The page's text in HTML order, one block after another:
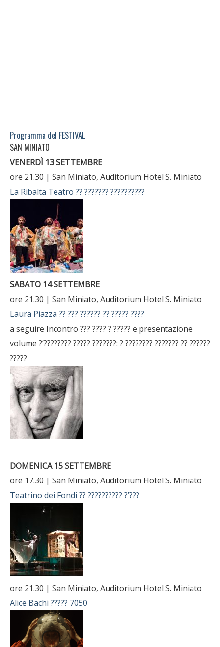
Programma del FESTIVAL
SAN MINIATO
VENERDÌ 13 SETTEMBRE
ore 21.30 | San Miniato, Auditorium Hotel S. Miniato
La Ribalta Teatro ?? ??????? ??????????
SABATO 14 SETTEMBRE
ore 21.30 | San Miniato, Auditorium Hotel S. Miniato
Laura Piazza ?? ??? ?????? ?? ????? ????
a seguire Incontro ??? ???? ? ????? e presentazione
volume ?’???????? ????? ???????: ? ???????? ??????? ?? ??????
?????
DOMENICA 15 SETTEMBRE
ore 17.30 | San Miniato, Auditorium Hotel S. Miniato
Teatrino dei Fondi ?? ?????????? ?’???
ore 21.30 | San Miniato, Auditorium Hotel S. Miniato
Alice Bachi ????? 7050